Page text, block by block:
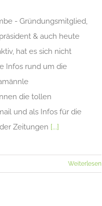
- Gründungsmitglied,
& auch heute
hat es sich nicht
Infos rund um die
die tollen
und als Infos für die
Zeitungen [...]
Weiterlesen